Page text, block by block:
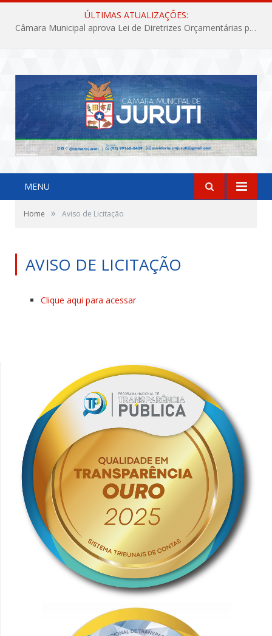
ÚLTIMAS ATUALIZAÇÕES:
Câmara Municipal aprova Lei de Diretrizes Orçamentárias para o exercício financeiro de 2027
MENU
Home » Aviso de Licitação
AVISO DE LICITAÇÃO
Clique aqui para acessar